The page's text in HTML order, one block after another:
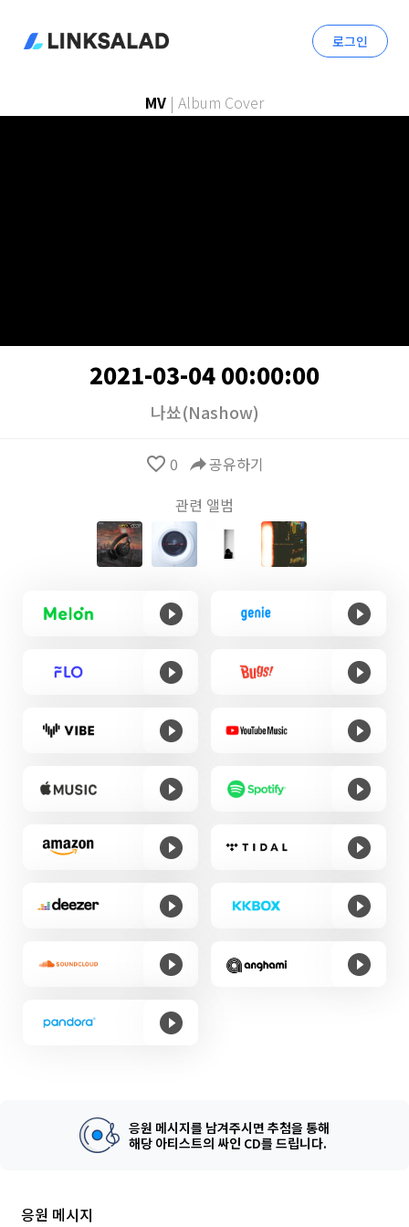
로그인
MV | Album Cover
2021-03-04 00:00:00
나쑈(Nashow)
favorite_border 0 reply공유하기
관련 앨범
응원 메시지를 남겨주시면 추첨을 통해
해당 아티스트의 싸인 CD를 드립니다.
응원 메시지